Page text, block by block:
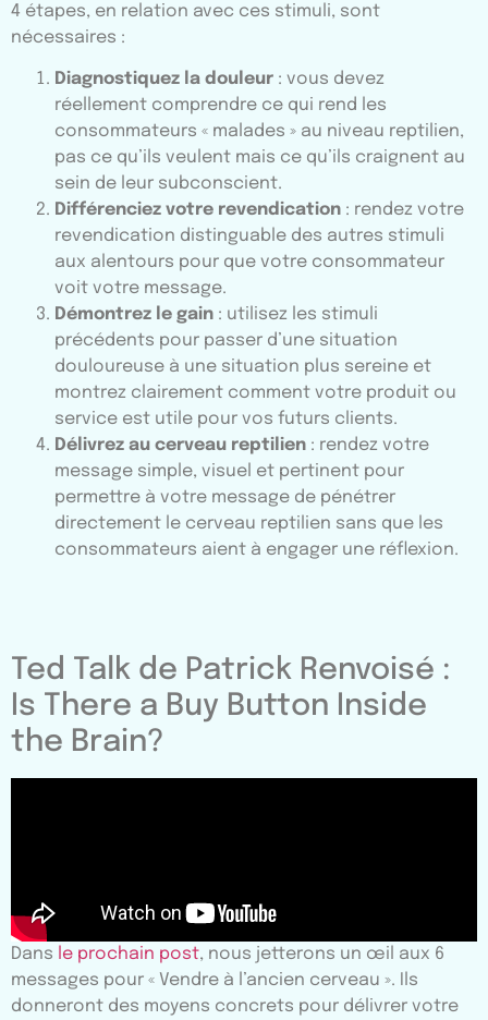
4 étapes, en relation avec ces stimuli, sont
nécessaires :
Diagnostiquez la douleur : vous devez
réellement comprendre ce qui rend les
consommateurs « malades » au niveau reptilien,
pas ce qu’ils veulent mais ce qu’ils craignent au
sein de leur subconscient.
Différenciez votre revendication : rendez votre
revendication distinguable des autres stimuli
aux alentours pour que votre consommateur
voit votre message.
Démontrez le gain : utilisez les stimuli
précédents pour passer d’une situation
douloureuse à une situation plus sereine et
montrez clairement comment votre produit ou
service est utile pour vos futurs clients.
Délivrez au cerveau reptilien : rendez votre
message simple, visuel et pertinent pour
permettre à votre message de pénétrer
directement le cerveau reptilien sans que les
consommateurs aient à engager une réflexion.
Ted Talk de Patrick Renvoisé :
Is There a Buy Button Inside
the Brain?
Dans le prochain post, nous jetterons un œil aux 6
messages pour « Vendre à l’ancien cerveau ». Ils
donneront des moyens concrets pour délivrer votre